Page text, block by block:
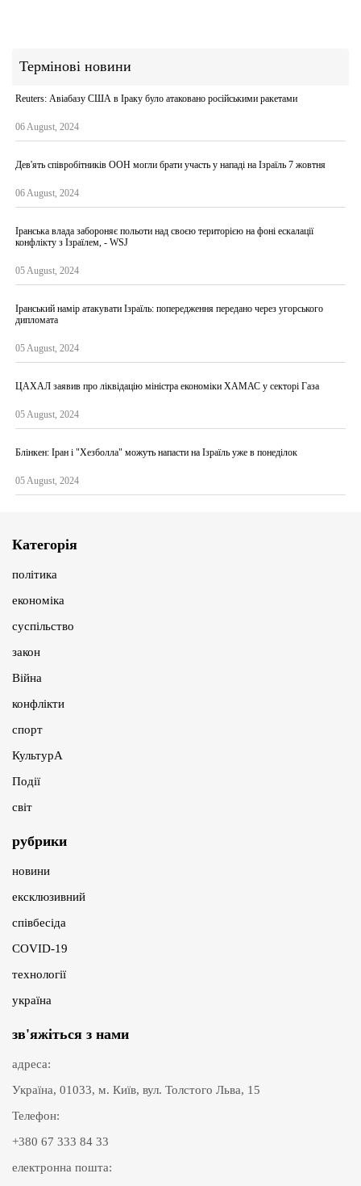
Термінові новини
Reuters: Авіабазу США в Іраку було атаковано російськими ракетами
06 August, 2024
Дев'ять співробітників ООН могли брати участь у нападі на Ізраїль 7 жовтня
06 August, 2024
Іранська влада забороняє польоти над своєю територією на фоні ескалації
конфлікту з Ізраїлем, - WSJ
05 August, 2024
Іранський намір атакувати Ізраїль: попередження передано через угорського
дипломата
05 August, 2024
ЦАХАЛ заявив про ліквідацію міністра економіки ХАМАС у секторі Газа
05 August, 2024
Блінкен: Іран і "Хезболла" можуть напасти на Ізраїль уже в понеділок
05 August, 2024
Категорія
політика
економіка
суспільство
закон
Війна
конфлікти
спорт
КультурА
Події
світ
рубрики
новини
ексклюзивний
співбесіда
COVID-19
технології
україна
зв'яжіться з нами
адреса:
Україна, 01033, м. Київ, вул. Толстого Льва, 15
Телефон:
+380 67 333 84 33
електронна пошта: